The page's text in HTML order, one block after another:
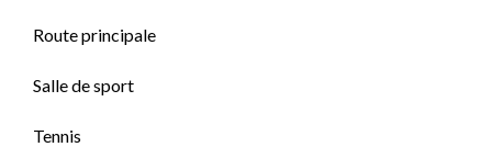
Route principale
Salle de sport
Tennis